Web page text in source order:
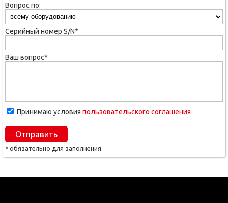
Вопрос по:
Серийный номер S/N*
Ваш вопрос*
Принимаю условия пользовательского соглашения
Отправить
* обязательно для заполнения